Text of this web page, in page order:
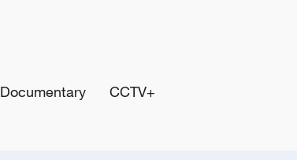
Documentary CCTV+